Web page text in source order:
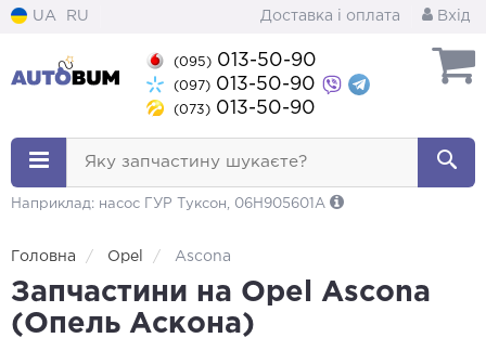
UA RU Доставка і оплата Вхід
(095) 013-50-90
(097) 013-50-90
(073) 013-50-90
Яку запчастину шукаєте?
Наприклад: насос ГУР Туксон, 06H905601A
Головна Opel Ascona
Запчастини на Opel Ascona
(Опель Аскона)